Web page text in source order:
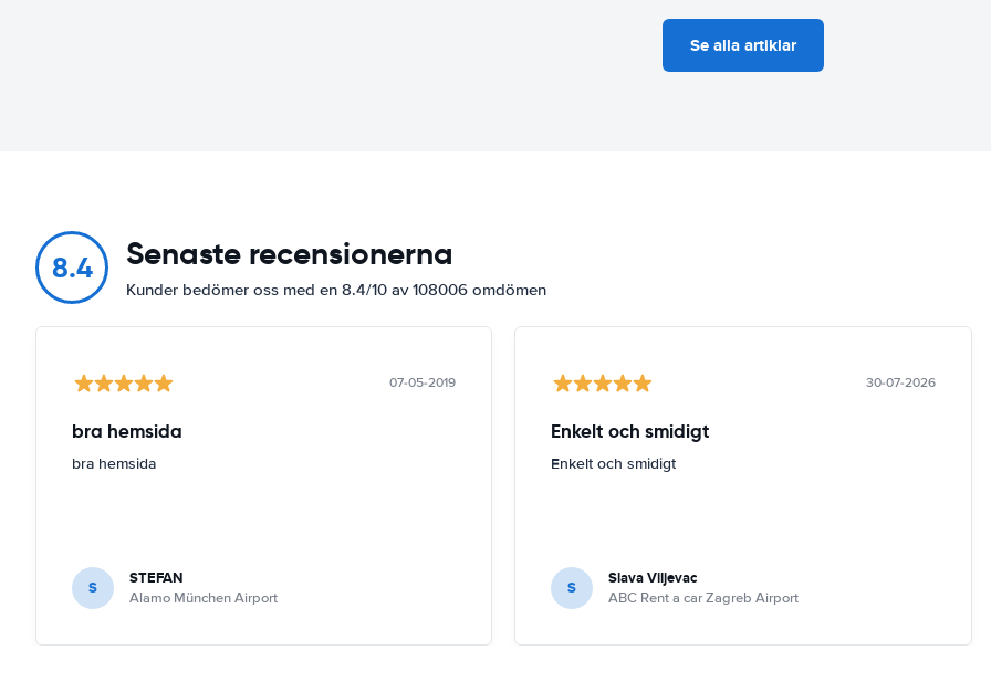
Se alla artiklar
8.4 Senaste recensionerna
Kunder bedömer oss med en 8.4/10 av 108006 omdömen
07-05-2019
bra hemsida
bra hemsida
S STEFAN
Alamo München Airport
30-07-2026
Enkelt och smidigt
Enkelt och smidigt
S Slava Viljevac
ABC Rent a car Zagreb Airport